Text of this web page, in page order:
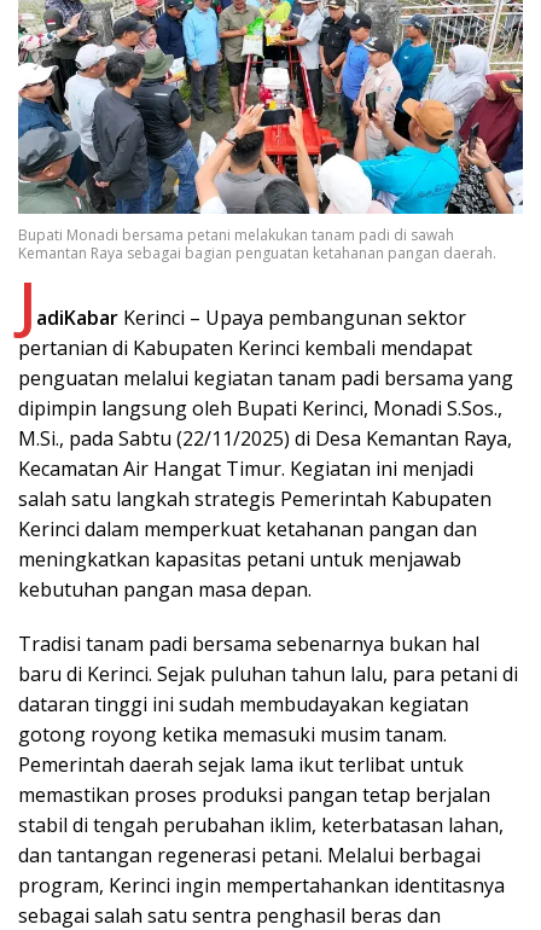
Bupati Monadi bersama petani melakukan tanam padi di sawah
Kemantan Raya sebagai bagian penguatan ketahanan pangan daerah.
J adiKabar Kerinci – Upaya pembangunan sektor
pertanian di Kabupaten Kerinci kembali mendapat
penguatan melalui kegiatan tanam padi bersama yang
dipimpin langsung oleh Bupati Kerinci, Monadi S.Sos.,
M.Si., pada Sabtu (22/11/2025) di Desa Kemantan Raya,
Kecamatan Air Hangat Timur. Kegiatan ini menjadi
salah satu langkah strategis Pemerintah Kabupaten
Kerinci dalam memperkuat ketahanan pangan dan
meningkatkan kapasitas petani untuk menjawab
kebutuhan pangan masa depan.
Tradisi tanam padi bersama sebenarnya bukan hal
baru di Kerinci. Sejak puluhan tahun lalu, para petani di
dataran tinggi ini sudah membudayakan kegiatan
gotong royong ketika memasuki musim tanam.
Pemerintah daerah sejak lama ikut terlibat untuk
memastikan proses produksi pangan tetap berjalan
stabil di tengah perubahan iklim, keterbatasan lahan,
dan tantangan regenerasi petani. Melalui berbagai
program, Kerinci ingin mempertahankan identitasnya
sebagai salah satu sentra penghasil beras dan